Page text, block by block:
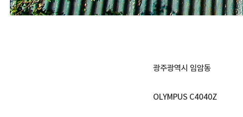
광주광역시 임암동
OLYMPUS C4040Z